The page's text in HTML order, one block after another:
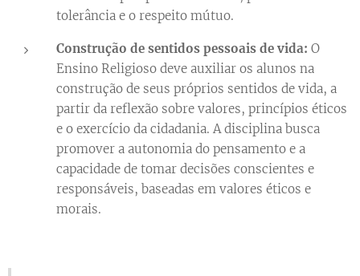
tolerância e o respeito mútuo.
Construção de sentidos pessoais de vida: O
Ensino Religioso deve auxiliar os alunos na
construção de seus próprios sentidos de vida, a
partir da reflexão sobre valores, princípios éticos
e o exercício da cidadania. A disciplina busca
promover a autonomia do pensamento e a
capacidade de tomar decisões conscientes e
responsáveis, baseadas em valores éticos e
morais.